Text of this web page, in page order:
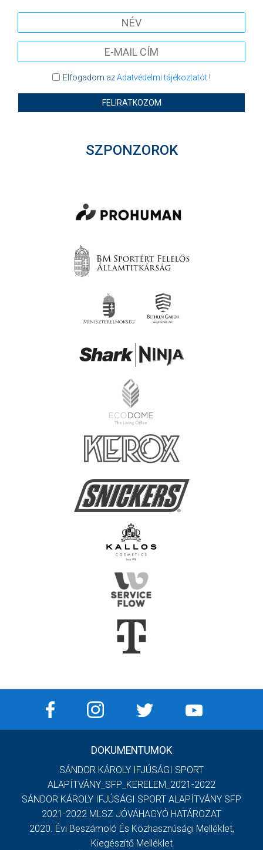
Elfogadom azAdatvédelmi tájékoztatót!
FELIRATKOZOM
SZPONZOROK
DOKUMENTUMOK
SÁNDOR KÁROLY IFJÚSÁGI SPORT
ALAPÍTVÁNY_SFP_KERELEM_2021-2022
SÁNDOR KÁROLY IFJÚSÁGI SPORT ALAPÍTVÁNY SFP
2021-2022 MLSZ JÓVÁHAGYÓ HATÁROZAT
2020. Évi Beszámoló És Közhasznúsági Melléklet,
Kiegészítő Melléklet